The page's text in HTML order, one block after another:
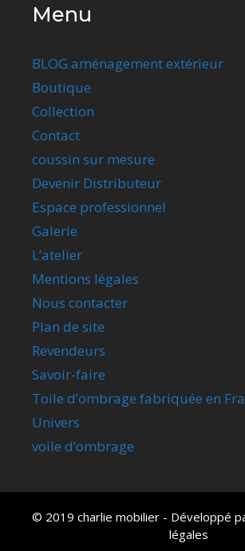
Menu
BLOG aménagement extérieur
Boutique
Collection
Contact
coussin sur mesure
Devenir Distributeur
Espace professionnel
Galerie
L’atelier
Mentions légales
Nous contacter
Plan de site
Revendeurs
Savoir-faire
Toile d’ombrage fabriquée en
Univers
voile d’ombrage
© 2019 charlie mobilier - Développé
légales